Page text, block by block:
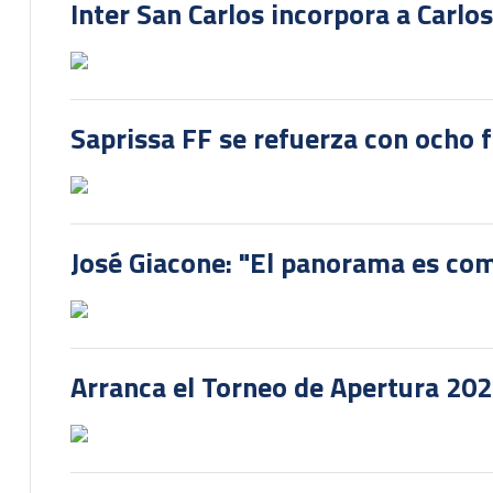
Inter San Carlos incorpora a
Saprissa FF se refuerza con
José Giacone: "El panorama es
Arranca el Torneo de Apertura